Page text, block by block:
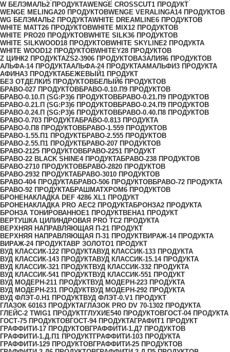
W БЕЛЭМАЛЬ2 ПРОДУКТАWENGE CROSSCUT1 ПРОДУКТ
WENGE MELINGA20 ПРОДУКТОВWENGE VERALINGA14 ПРОДУКТОВ
WG БЕЛЭМАЛЬ2 ПРОДУКТАWHITE DREAMLINE6 ПРОДУКТОВ
WHITE MATT26 ПРОДУКТОВWHITE MIX12 ПРОДУКТОВ
WHITE PRO20 ПРОДУКТОВWHITE SILK36 ПРОДУКТОВ
WHITE SILKWOOD18 ПРОДУКТОВWHITE SKYLINE2 ПРОДУКТА
WHITE WOOD12 ПРОДУКТОВWHITEY28 ПРОДУКТОВ
Z ЦИНК2 ПРОДУКТАZS2-3906 ПРОДУКТОВАЗАЛИЯ6 ПРОДУКТОВ
АЛЬФА-14 ПРОДУКТААЛЬФА-24 ПРОДУКТААМАЛЬФИ3 ПРОДУКТА
АФИНА3 ПРОДУКТАБЕЖЕВЫЙ1 ПРОДУКТ
БЕЗ ОТДЕЛКИ5 ПРОДУКТОВБЕЛЫЙ6 ПРОДУКТОВ
БРАВО-027 ПРОДУКТОВБРАВО-0.10.П9 ПРОДУКТОВ
БРАВО-0.10.П (SG:P3)6 ПРОДУКТОВБРАВО-0.21.П9 ПРОДУКТОВ
БРАВО-0.21.П (SG:P3)6 ПРОДУКТОВБРАВО-0.24.П9 ПРОДУКТОВ
БРАВО-0.24.П (SG:P3)6 ПРОДУКТОВБРАВО-0.40.П8 ПРОДУКТОВ
БРАВО-0.703 ПРОДУКТАБРАВО-0.813 ПРОДУКТА
БРАВО-0.П8 ПРОДУКТОВБРАВО-1.559 ПРОДУКТОВ
БРАВО-1.55.П1 ПРОДУКТБРАВО-2.555 ПРОДУКТОВ
БРАВО-2.55.П1 ПРОДУКТБРАВО-207 ПРОДУКТОВ
БРАВО-2125 ПРОДУКТОВБРАВО-2251 ПРОДУКТ
БРАВО-22 BLACK SHINE4 ПРОДУКТАБРАВО-238 ПРОДУКТОВ
БРАВО-2710 ПРОДУКТОВБРАВО-2820 ПРОДУКТОВ
БРАВО-2932 ПРОДУКТАБРАВО-3010 ПРОДУКТОВ
БРАВО-404 ПРОДУКТАБРАВО-506 ПРОДУКТОВБРАВО-72 ПРОДУКТА
БРАВО-92 ПРОДУКТАБРАШМАТХРОМ6 ПРОДУКТОВ
БРОНЕНАКЛАДКА DEF 4286 XL1 ПРОДУКТ
БРОНЕНАКЛАДКА PRO AEC2 ПРОДУКТАБРОНЗА2 ПРОДУКТА
БРОНЗА ТОНИРОВАННОЕ1 ПРОДУКТВЕНА1 ПРОДУКТ
ВЕРТУШКА ЦИЛИНДРОВАЯ PRO TC2 ПРОДУКТА
ВЕРХНЯЯ НАПРАВЛЯЮЩАЯ П-21 ПРОДУКТ
ВЕРХНЯЯ НАПРАВЛЯЮЩАЯ П-31 ПРОДУКТВИРАЖ-14 ПРОДУКТА
ВИРАЖ-24 ПРОДУКТАВР ЗОЛОТО1 ПРОДУКТ
ВУД КЛАССИК-122 ПРОДУКТАВУД КЛАССИК-133 ПРОДУКТА
ВУД КЛАССИК-143 ПРОДУКТАВУД КЛАССИК-15.14 ПРОДУКТА
ВУД КЛАССИК-321 ПРОДУКТВУД КЛАССИК-332 ПРОДУКТА
ВУД КЛАССИК-541 ПРОДУКТВУД КЛАССИК-551 ПРОДУКТ
ВУД МОДЕРН-211 ПРОДУКТВУД МОДЕРН-223 ПРОДУКТА
ВУД МОДЕРН-231 ПРОДУКТВУД МОДЕРН-292 ПРОДУКТА
ВУД ФЛЭТ-0.H1 ПРОДУКТВУД ФЛЭТ-0.V1 ПРОДУКТ
ГЛАЗОК 60163 ПРОДУКТАГЛАЗОК PRO DV 70-1302 ПРОДУКТА
ГЛЕЙС-2 TWIG1 ПРОДУКТГЛУХИЕ540 ПРОДУКТОВГОСТ-04 ПРОДУКТА
ГОСТ-75 ПРОДУКТОВГОСТ-94 ПРОДУКТАГРАФИТ1 ПРОДУКТ
ГРАФФИТИ-17 ПРОДУКТОВГРАФФИТИ-1.Д7 ПРОДУКТОВ
ГРАФФИТИ-1.Д.П1 ПРОДУКТГРАФФИТИ-103 ПРОДУКТА
ГРАФФИТИ-129 ПРОДУКТОВГРАФФИТИ-25 ПРОДУКТОВ